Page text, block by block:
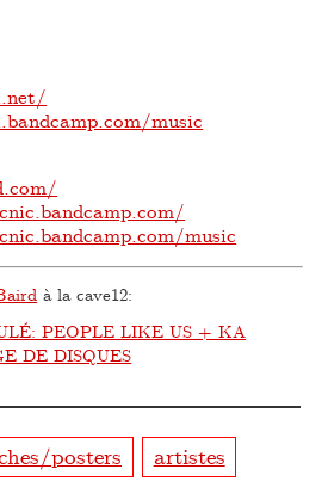
music
music
à la cave12:
PEOPLE LIKE US + KA
DE DISQUES
posters
artistes